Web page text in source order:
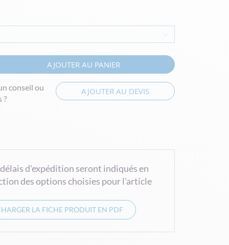
AJOUTER AU PANIER
conseil ou
?
AJOUTER AU DEVIS
délais d'expédition seront indiqués en
des options choisies pour l'article
LA FICHE PRODUIT EN PDF